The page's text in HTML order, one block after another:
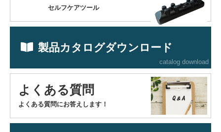
セルフケアツール
製品カタログダウンロード
catalog download
よくある質問
よくある質問にお答えします！